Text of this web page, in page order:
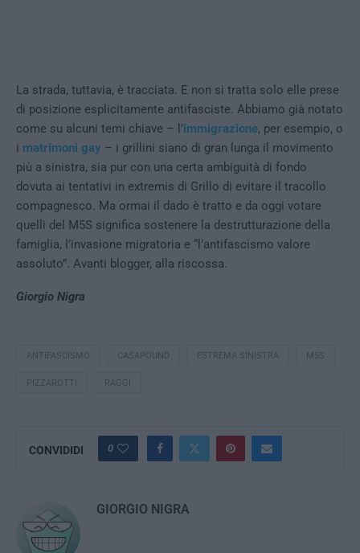
La strada, tuttavia, è tracciata. E non si tratta solo elle prese
di posizione esplicitamente antifasciste. Abbiamo già notato
come su alcuni temi chiave – l’immigrazione, per esempio, o
i matrimoni gay – i grillini siano di gran lunga il movimento
più a sinistra, sia pur con una certa ambiguità di fondo
dovuta ai tentativi in extremis di Grillo di evitare il tracollo
compagnesco. Ma ormai il dado è tratto e da oggi votare
quelli del M5S significa sostenere la destrutturazione della
famiglia, l’invasione migratoria e “l’antifascismo valore
assoluto”. Avanti blogger, alla riscossa.
Giorgio Nigra
ANTIFASCISMO CASAPOUND ESTREMA SINISTRA M5S
PIZZAROTTI RAGGI
CONVIDIDI 0
GIORGIO NIGRA